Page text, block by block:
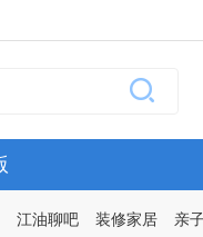
江油聊吧 装修家居 亲